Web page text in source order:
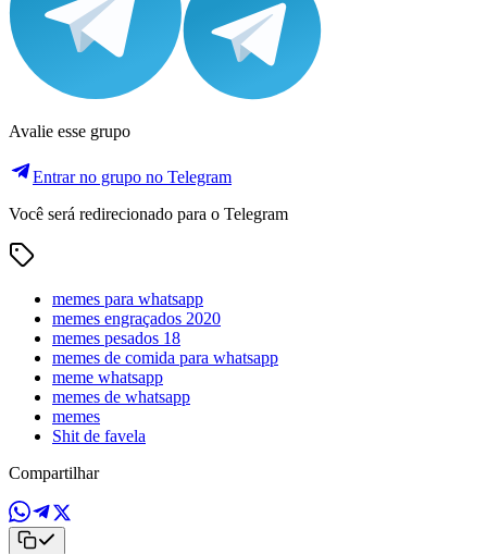
Avalie esse grupo
Entrar no grupo no Telegram
Você será redirecionado para o Telegram
memes para whatsapp
memes engraçados 2020
memes pesados 18
memes de comida para whatsapp
meme whatsapp
memes de whatsapp
memes
Shit de favela
Compartilhar